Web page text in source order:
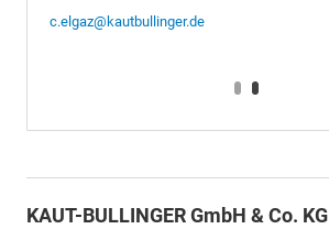
c.elgaz@kautbullinger.de
KAUT-BULLINGER GmbH & Co. KG